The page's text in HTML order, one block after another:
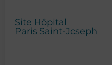
Site Hôpital
Paris Saint-Joseph